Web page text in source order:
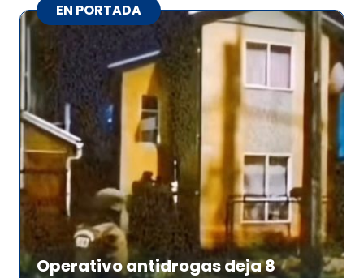
EN PORTADA
Operativo antidrogas deja 8